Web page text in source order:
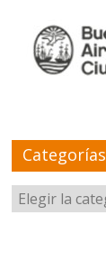
Categorías
Categorías